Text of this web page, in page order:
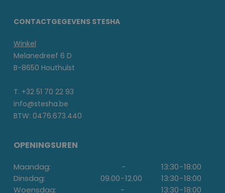
CONTACTGEGEVENS STESHA
Winkel
Melanedreef 6 D
B-8650 Houthulst
T. +32 51 70 22 93
info@stesha.be
BTW: 0476.673.440
OPENINGSUREN
Maandag: - 13:30-18:00
Dinsdag:
09.00-12.00 13:30-18:00
Woensdag:
- 13:30-18:00